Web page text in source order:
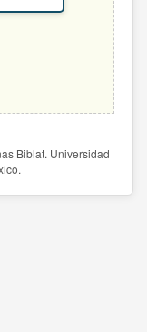
Biblat. Universidad